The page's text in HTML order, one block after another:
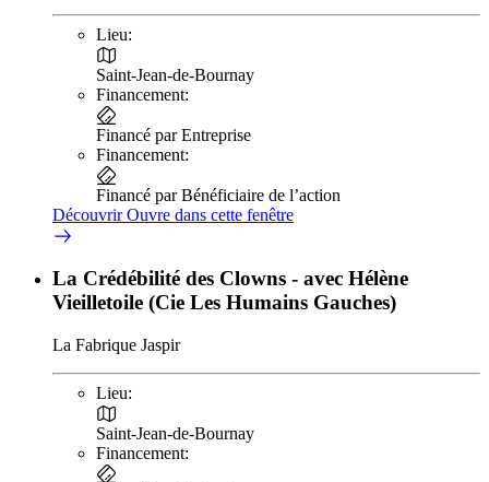
Lieu:
Saint-Jean-de-Bournay
Financement:
Financé par Entreprise
Financement:
Financé par Bénéficiaire de l’action
DécouvrirOuvre dans cette fenêtre
La Crédébilité des Clowns - avec Hélène
Vieilletoile (Cie Les Humains Gauches)
La Fabrique Jaspir
Lieu:
Saint-Jean-de-Bournay
Financement: